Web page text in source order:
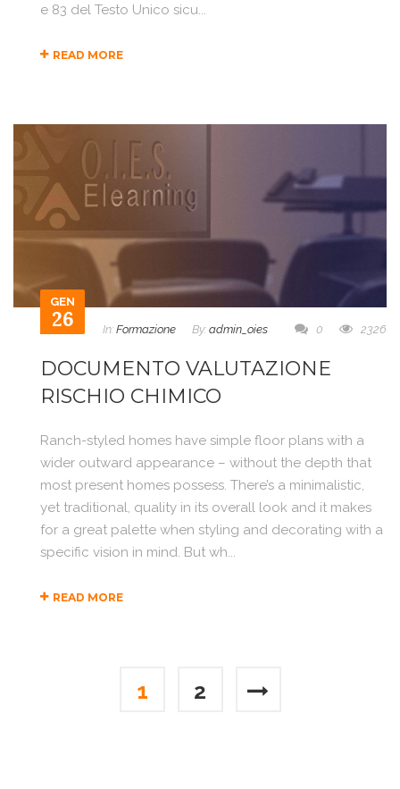
e 83 del Testo Unico sicu...
READ MORE
GEN
26 In: Formazione By: admin_oies 0 2326
DOCUMENTO VALUTAZIONE
RISCHIO CHIMICO
Ranch-styled homes have simple floor plans with a
wider outward appearance – without the depth that
most present homes possess. There’s a minimalistic,
yet traditional, quality in its overall look and it makes
for a great palette when styling and decorating with a
specific vision in mind. But wh...
READ MORE
1 2